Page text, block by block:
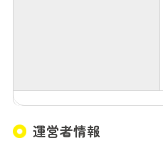
運営者情報